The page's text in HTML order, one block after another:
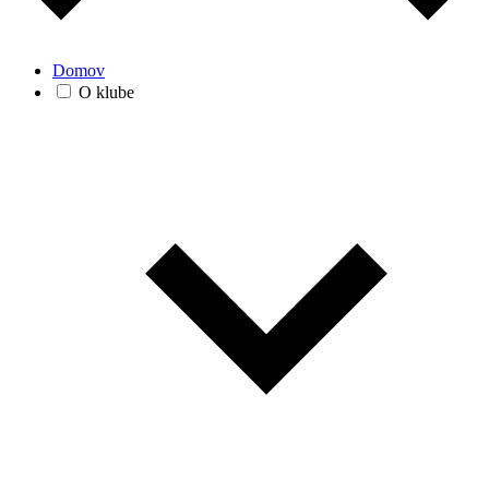
Domov
O klube